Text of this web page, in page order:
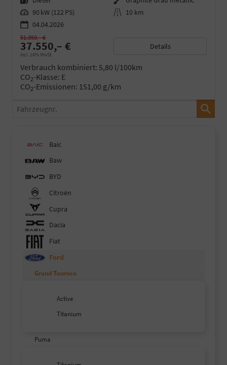
Leistung 90 kW (122 PS) Kilometerstand 10 km
04.04.2026
37.550,– €
incl. 19% MwSt.
51.350,– €
Details
Verbrauch kombiniert: 5,80 l/100km
CO2-Klasse: E
CO2-Emissionen: 151,00 g/km
Fahrzeugnr.
Baic
Baw
BYD
Citroën
Cupra
Dacia
Fiat
Ford
Grand Tourneo
Active
Titanium
Puma